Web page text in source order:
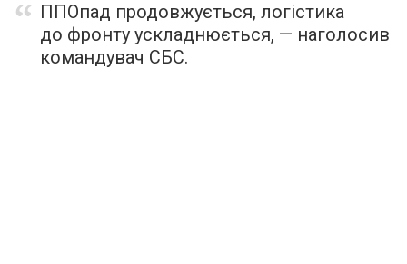
ППОпад продовжується, логістика
до фронту ускладнюється, — наголосив
командувач СБС.